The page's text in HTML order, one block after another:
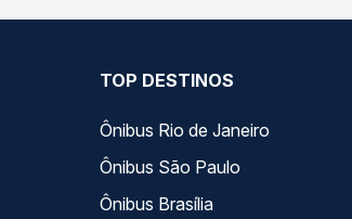
TOP DESTINOS
Ônibus Rio de Janeiro
Ônibus São Paulo
Ônibus Brasília